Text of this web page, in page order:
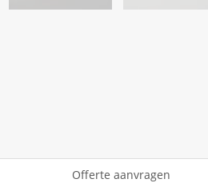
Offerte aanvragen